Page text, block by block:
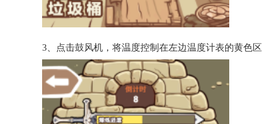
3、点击鼓风机，将温度控制在左边温度计表的黄色